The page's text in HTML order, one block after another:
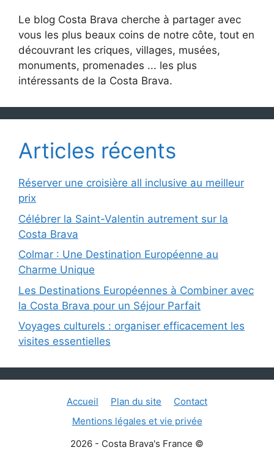
Le blog Costa Brava cherche à partager avec
vous les plus beaux coins de notre côte, tout en
découvrant les criques, villages, musées,
monuments, promenades ... les plus
intéressants de la Costa Brava.
Articles récents
Réserver une croisière all inclusive au meilleur
prix
Célébrer la Saint-Valentin autrement sur la
Costa Brava
Colmar : Une Destination Européenne au
Charme Unique
Les Destinations Européennes à Combiner avec
la Costa Brava pour un Séjour Parfait
Voyages culturels : organiser efficacement les
visites essentielles
Accueil Plan du site
Contact
Mentions légales et vie privée
2026 - Costa Brava's France ©